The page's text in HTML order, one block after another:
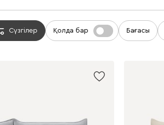
Сүзгілер Қолда бар Бағасы